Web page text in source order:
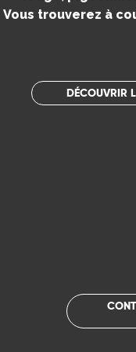
Vous trouverez à
DÉCOUVRIR